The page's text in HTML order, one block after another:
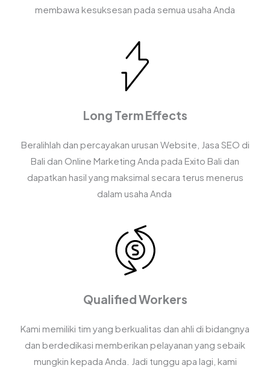
membawa kesuksesan pada semua usaha Anda
Long Term Effects
Beralihlah dan percayakan urusan Website, Jasa SEO di
Bali dan Online Marketing Anda pada Exito Bali dan
dapatkan hasil yang maksimal secara terus menerus
dalam usaha Anda
Qualified Workers
Kami memiliki tim yang berkualitas dan ahli di bidangnya
dan berdedikasi memberikan pelayanan yang sebaik
mungkin kepada Anda. Jadi tunggu apa lagi, kami